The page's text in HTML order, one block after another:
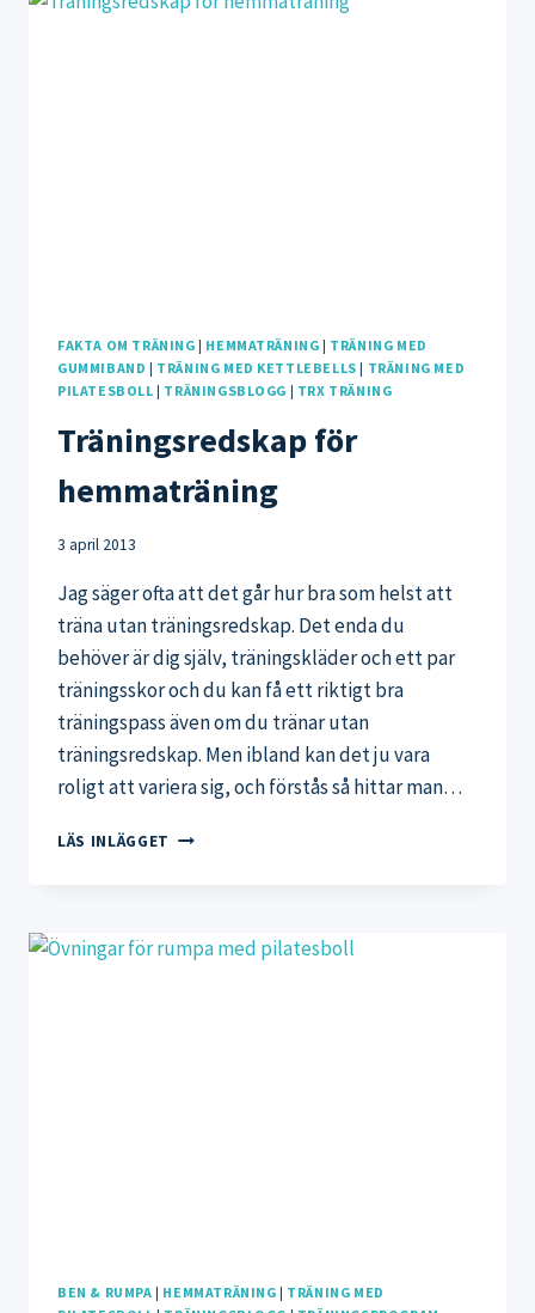
FAKTA OM TRÄNING | HEMMATRÄNING | TRÄNING MED
GUMMIBAND | TRÄNING MED KETTLEBELLS | TRÄNING MED
PILATESBOLL | TRÄNINGSBLOGG | TRX TRÄNING
Träningsredskap för
hemmaträning
3 april 2013
Jag säger ofta att det går hur bra som helst att
träna utan träningsredskap. Det enda du
behöver är dig själv, träningskläder och ett par
träningsskor och du kan få ett riktigt bra
träningspass även om du tränar utan
träningsredskap. Men ibland kan det ju vara
roligt att variera sig, och förstås så hittar man…
LÄS INLÄGGET TRÄNINGSREDSKAP
BEN & RUMPA | HEMMATRÄNING | TRÄNING MED